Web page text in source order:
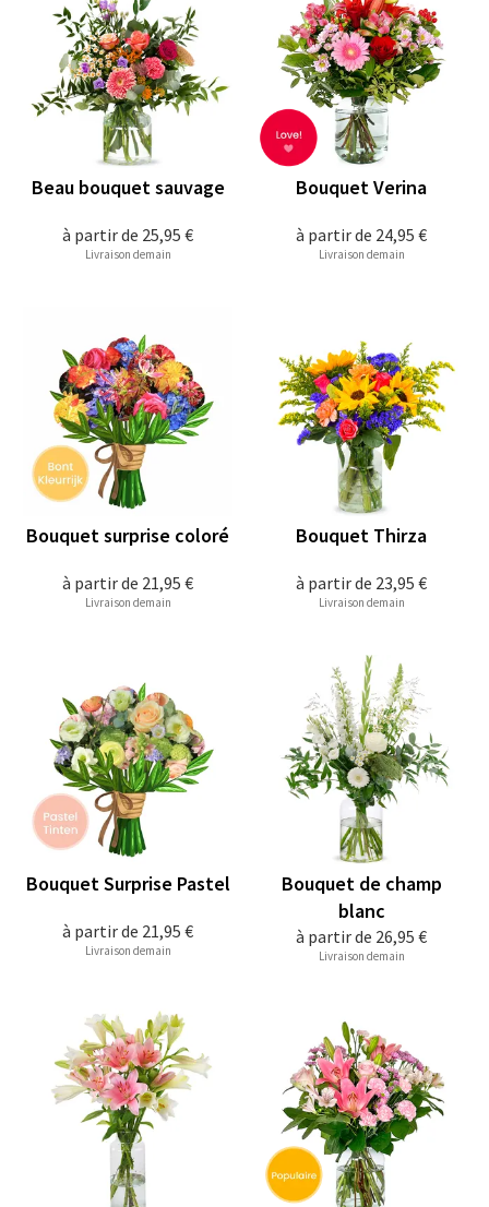
à partir de 25,95 €
Beau bouquet sauvage
Livraison demain
à partir de 24,95 €
Bouquet Verina
Livraison demain
à partir de 21,95 €
Bouquet surprise coloré
Livraison demain
à partir de 23,95 €
Bouquet Thirza
Livraison demain
à partir de 21,95 €
Bouquet Surprise Pastel
Livraison demain
à partir de 26,95 €
Bouquet de champ
blanc
Livraison demain